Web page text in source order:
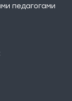
педагогами